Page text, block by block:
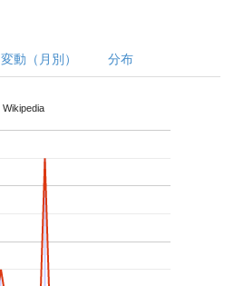
変動（月別） 分布
Wikipedia